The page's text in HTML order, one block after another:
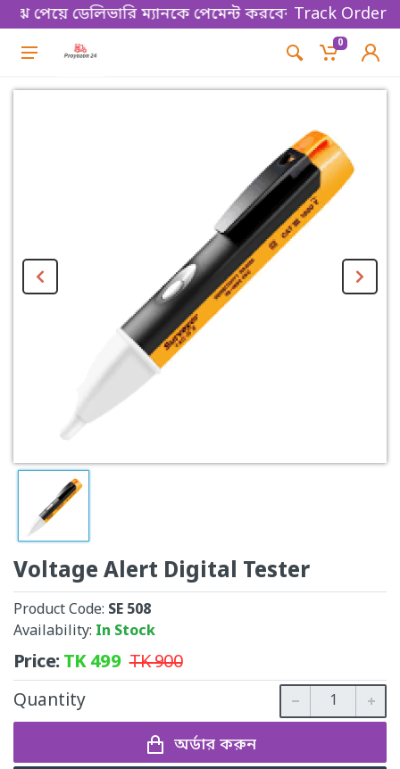
পেয়ে ডেলিভারি ম্যানকে পেমেন্ট করবেন। Thanks for
Track Order
0
Voltage Alert Digital Tester
Product Code: SE 508
Availability: In Stock
Price:TK499 TK900
Quantity
অর্ডার করুন